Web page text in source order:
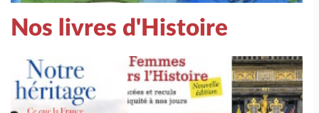
Nos livres d'Histoire